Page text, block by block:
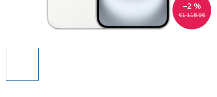
€1 118,96
–2 %